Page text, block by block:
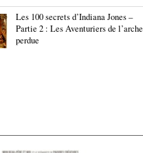
Les 100 secrets d’Indiana Jones –
Partie 2 : Les Aventuriers de l’arche
perdue